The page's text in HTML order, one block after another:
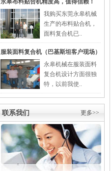
永皋布料贴合机精度高，值得信赖！
我购买东莞永皋机械
生产的布料贴合机，
面料复合机已..
服装面料复合机（巴基斯坦客户现场）
永皋机械在服装面料
复合机设计方面很独
特，以前我使..
更多>>
联系我们